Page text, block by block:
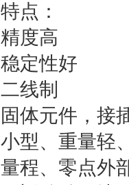
特点：
精度高
稳定性好
二线制
固体元件，接
小型、重量轻
量程、零点外